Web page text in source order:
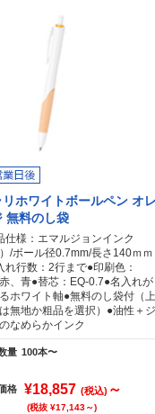
リホワイトボールペン オ
無料のし袋
仕様：エマルジョンインク
）/ボール径0.7mm/長さ140ｍｍ
れ行数：2行まで●印刷色：
、青●替芯：EQ-0.7●名入れが
ホワイト軸●無料のし袋付（上
無地か粗品を選択）●油性＋ジ
なめらかインク
量 100本〜
格 ¥18,857 (税込) ～
(税抜 ¥17,143～)